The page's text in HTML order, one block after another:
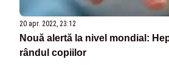
20 apr. 2022, 23:12
Nouă alertă la nivel mondial:
rândul copiilor